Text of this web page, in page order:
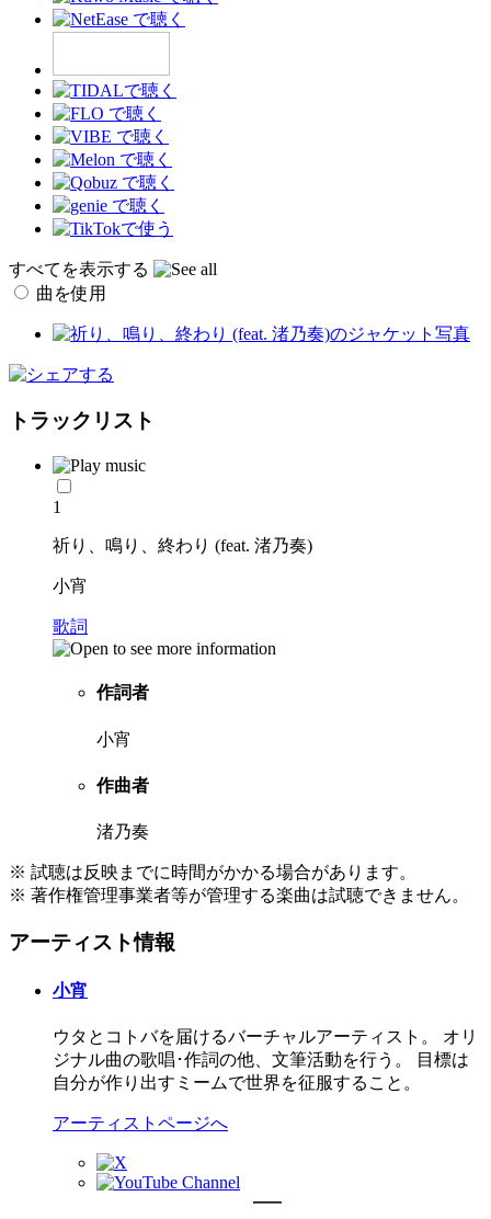
すべてを表示する
曲を使用
トラックリスト
1
祈り、鳴り、終わり (feat. 渚乃奏)
小宵
歌詞
作詞者
小宵
作曲者
渚乃奏
※ 試聴は反映までに時間がかかる場合があります。
※ 著作権管理事業者等が管理する楽曲は試聴できません。
アーティスト情報
小宵
ウタとコトバを届けるバーチャルアーティスト。 オリ
ジナル曲の歌唱･作詞の他、文筆活動を行う。 目標は
自分が作り出すミームで世界を征服すること。
アーティストページへ